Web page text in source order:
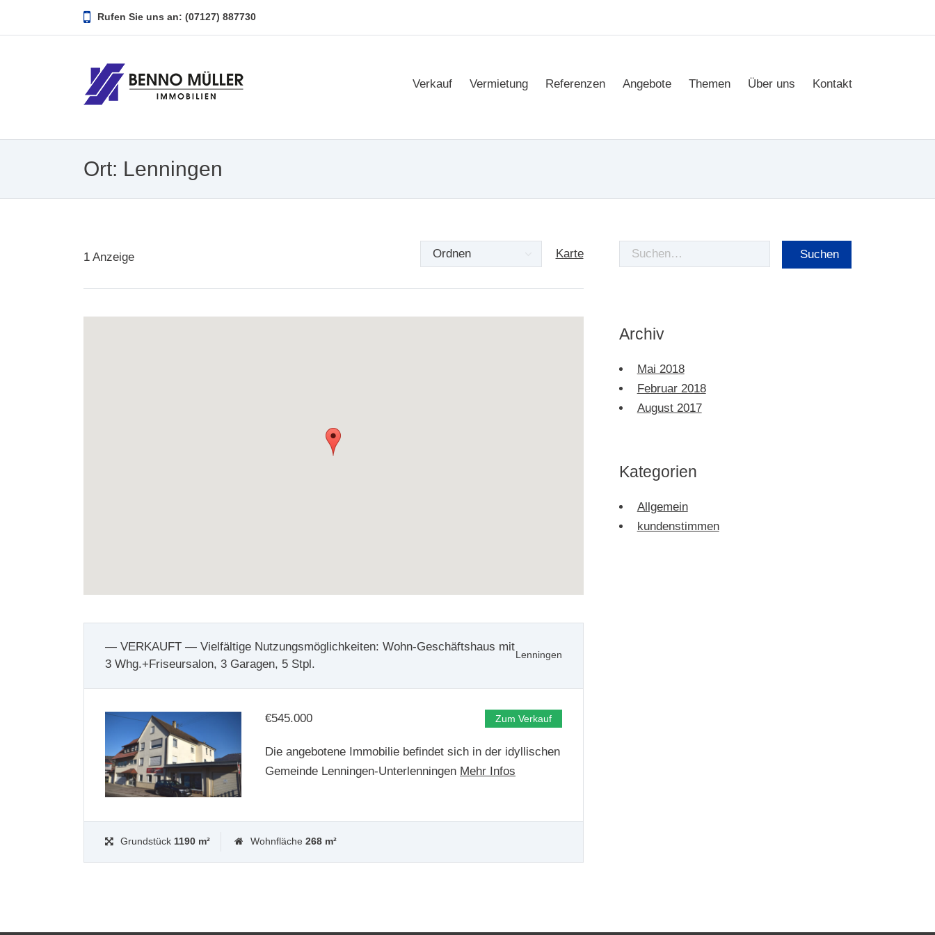
Rufen Sie uns an: (07127) 887730
Verkauf Vermietung Referenzen Angebote Themen Über uns Kontakt
Ort: Lenningen
1Anzeige Karte
— VERKAUFT — Vielfältige Nutzungsmöglichkeiten: Wohn-Geschäftshaus mit
3 Whg.+Friseursalon, 3 Garagen, 5 Stpl.
Lenningen
€545.000 Zum Verkauf
Die angebotene Immobilie befindet sich in der idyllischen
Gemeinde Lenningen-Unterlenningen Mehr Infos
Grundstück 1190 m² Wohnfläche 268 m²
Suche
nach
Archiv
Mai 2018
Februar 2018
August 2017
Kategorien
Allgemein
kundenstimmen